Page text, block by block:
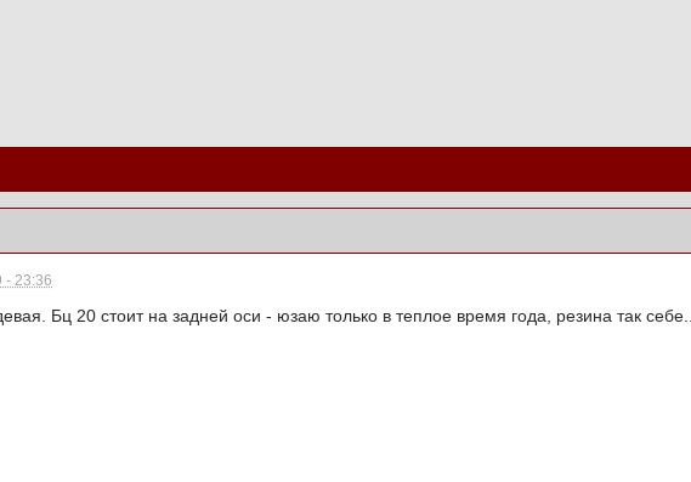
- 23:36
Бц 20 стоит на задней оси - юзаю только в теплое время года, резина так себе...